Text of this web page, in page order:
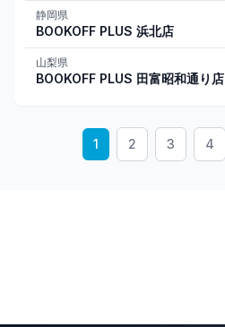
静岡県
BOOKOFF PLUS 浜北店
山梨県
BOOKOFF PLUS 田富昭和通り店
1 2 3 4